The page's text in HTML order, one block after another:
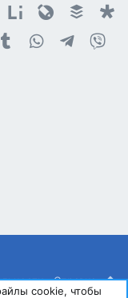
LinkedinLiveinternet
Livejournal
Buffer
Tumblr WhatsAppTelegram
Справка
cookie, чтобы